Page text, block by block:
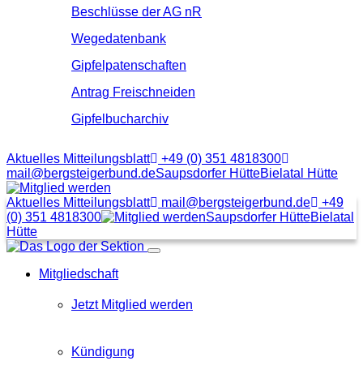
Beschlüsse der AG nR
Wegedatenbank
Gipfelpatenschaften
Antrag Freischneiden
Gipfelbucharchiv
Aktuelles Mitteilungsblatt
+49 (0) 351 4818300
mail@bergsteigerbund.deSaupsdorfer HütteBielatal Hütte
Klick
auf
Link
man
Beitragsformular
Aktuelles Mitteilungsblatt mail@bergsteigerbund.de
+49
(0) 351 4818300
Saupsdorfer HütteBielatal
Hütte
Menübutton
Mitgliedschaft
Jetzt Mitglied werden
Kündigung